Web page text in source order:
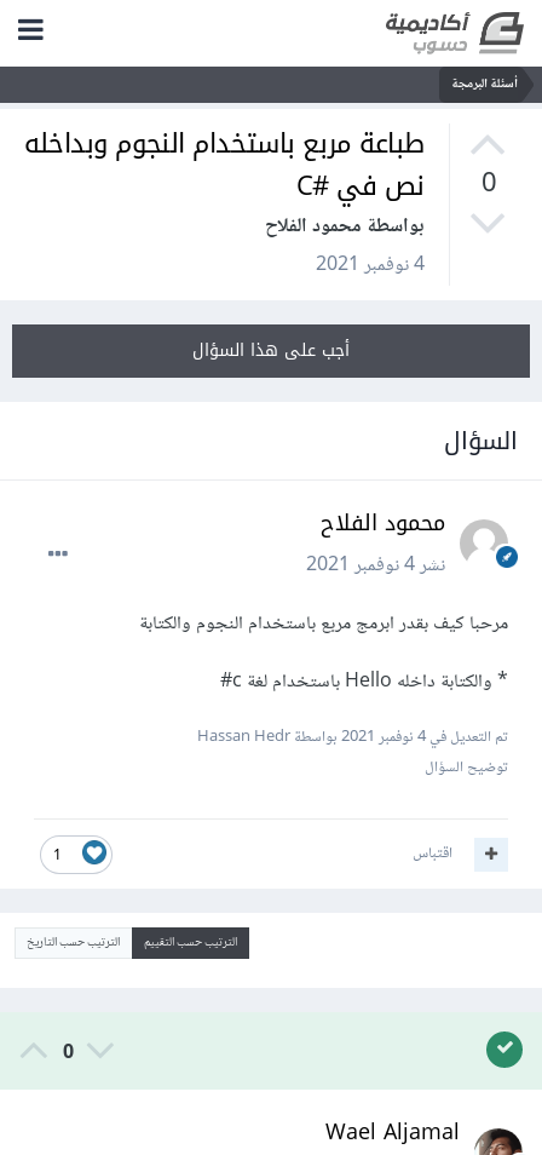
أسئلة البرمجة
0
طباعة مربع باستخدام النجوم وبداخله
نص في #C
بواسطة محمود الفلاح
4 نوفمبر 2021
أجب على هذا السؤال
السؤال
محمود الفلاح
نشر4 نوفمبر 2021
مرحبا كيف بقدر ابرمج مربع باستخدام النجوم والكتابة
* والكتابة داخله Hello باستخدام لغة c#
تم التعديل في4 نوفمبر 2021
بواسطة Hassan Hedr
توضيح السؤال
1 اقتباس
الترتيب حسب التقييم الترتيب حسب التاريخ
0
Wael Aljamal